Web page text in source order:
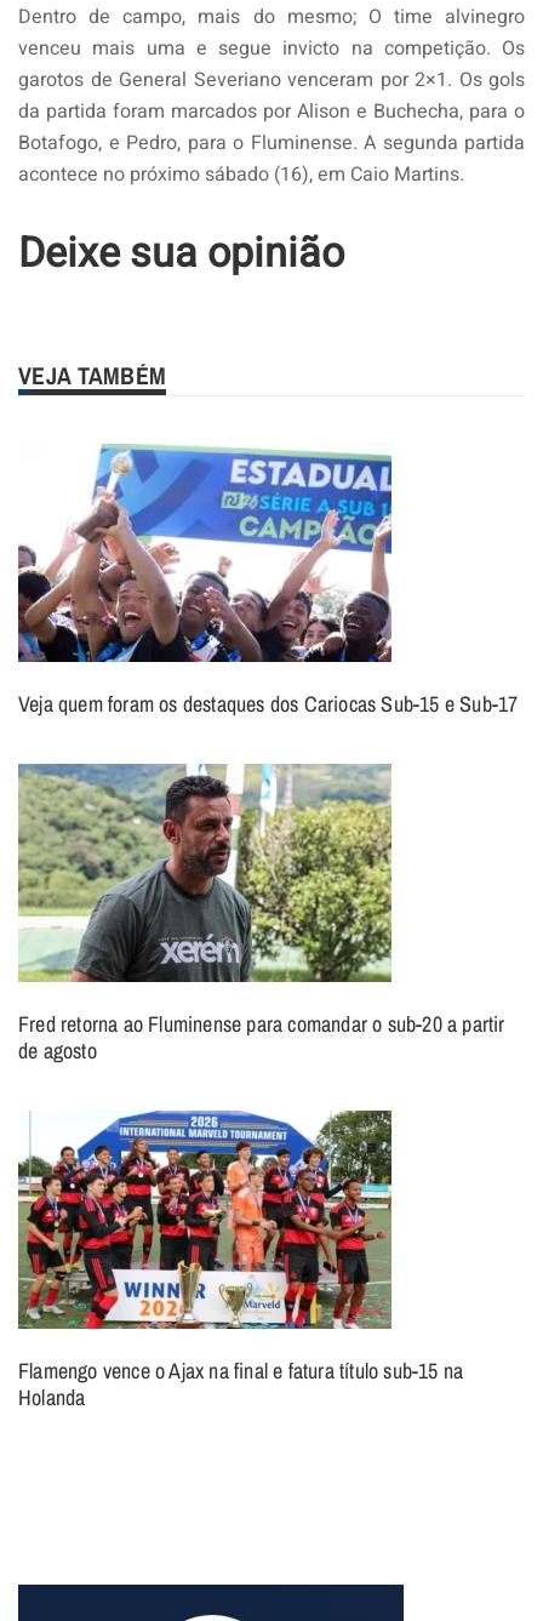
Dentro de campo, mais do mesmo; O time alvinegro
venceu mais uma e segue invicto na competição. Os
garotos de General Severiano venceram por 2×1. Os gols
da partida foram marcados por Alison e Buchecha, para o
Botafogo, e Pedro, para o Fluminense. A segunda partida
acontece no próximo sábado (16), em Caio Martins.
Deixe sua opinião
VEJA TAMBÉM
Veja quem foram os destaques dos Cariocas Sub-15 e Sub-17
Fred retorna ao Fluminense para comandar o sub-20 a partir
de agosto
Flamengo vence o Ajax na final e fatura título sub-15 na
Holanda